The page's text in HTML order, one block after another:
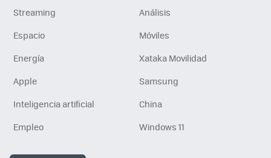
Streaming
Análisis
Espacio
Móviles
Energía
Xataka Movilidad
Apple
Samsung
Inteligencia artificial
China
Empleo
Windows 11